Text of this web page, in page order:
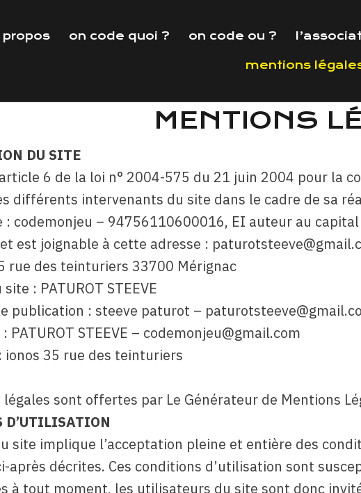
propos on code quoi ? on code ou ?
mentions
MENTIONS
DU SITE
6 de la loi n° 2004-575 du 21 juin 2004 pour la
différents intervenants du site dans le cadre de sa
: codemonjeu – 94756110600016, EI auteur au
est joignable à cette adresse :
rue des teinturiers 33700 Mérignac
: PATUROT STEEVE
publication : steeve paturot –
PATUROT STEEVE – codemonjeu@gmail.com
ionos 35 rue des teinturiers
légales sont offertes par Le Générateur de Mentions
D’UTILISATION
site implique l’acceptation pleine et entière des
après décrites. Ces conditions d’utilisation sont
à tout moment, les utilisateurs du site sont donc